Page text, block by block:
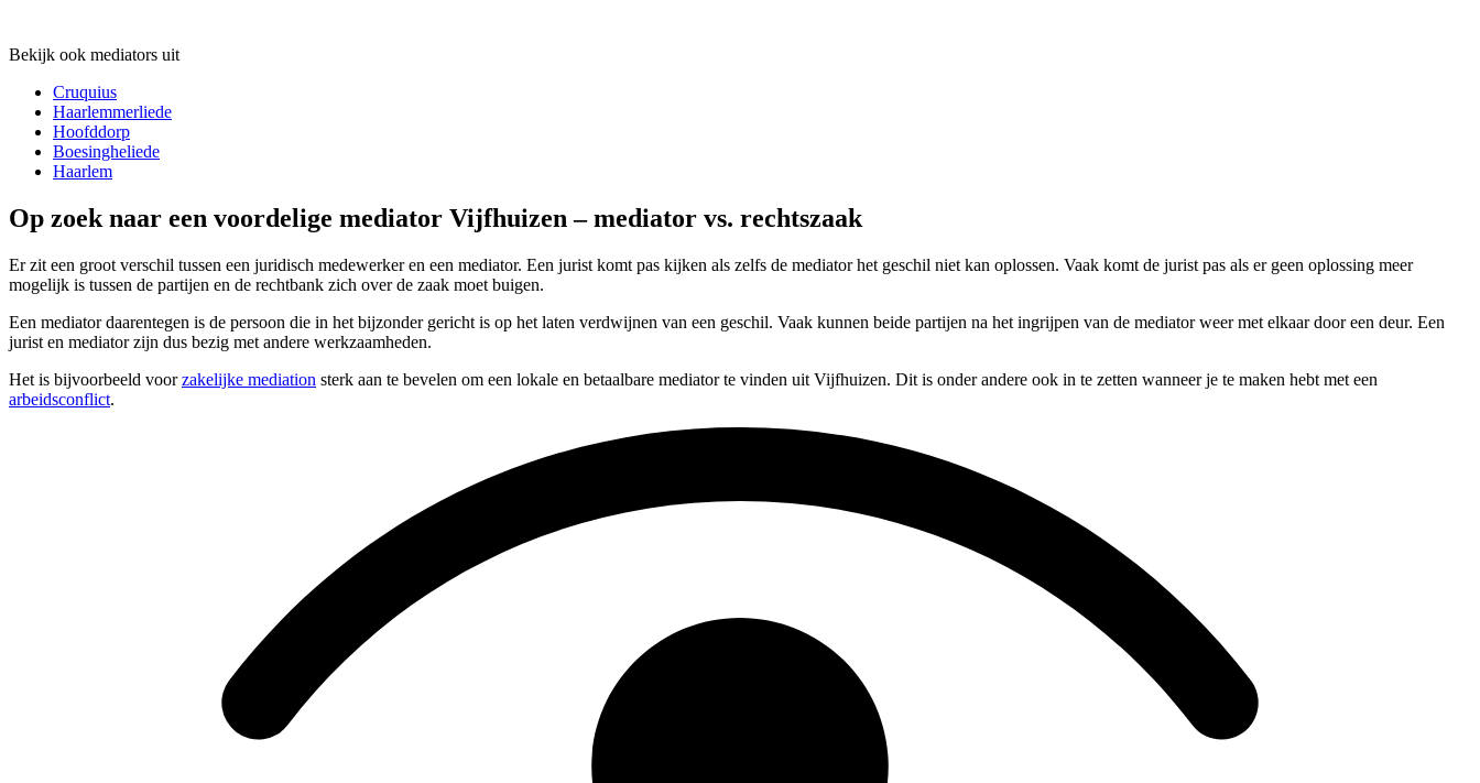
Bekijk ook mediators uit
Cruquius
Haarlemmerliede
Hoofddorp
Boesingheliede
Haarlem
Op zoek naar een voordelige mediator Vijfhuizen – mediator vs. rechtszaak
Er zit een groot verschil tussen een juridisch medewerker en een mediator. Een jurist komt pas kijken als zelfs de mediator het geschil niet kan oplossen. Vaak komt de jurist pas als er geen oplossing meer
mogelijk is tussen de partijen en de rechtbank zich over de zaak moet buigen.
Een mediator daarentegen is de persoon die in het bijzonder gericht is op het laten verdwijnen van een geschil. Vaak kunnen beide partijen na het ingrijpen van de mediator weer met elkaar door een deur. Een
jurist en mediator zijn dus bezig met andere werkzaamheden.
Het is bijvoorbeeld voorzakelijke mediation sterk aan te bevelen om een lokale en betaalbare mediator te vinden uit Vijfhuizen. Dit is onder andere ook in te zetten wanneer je te maken hebt met een
arbeidsconflict.